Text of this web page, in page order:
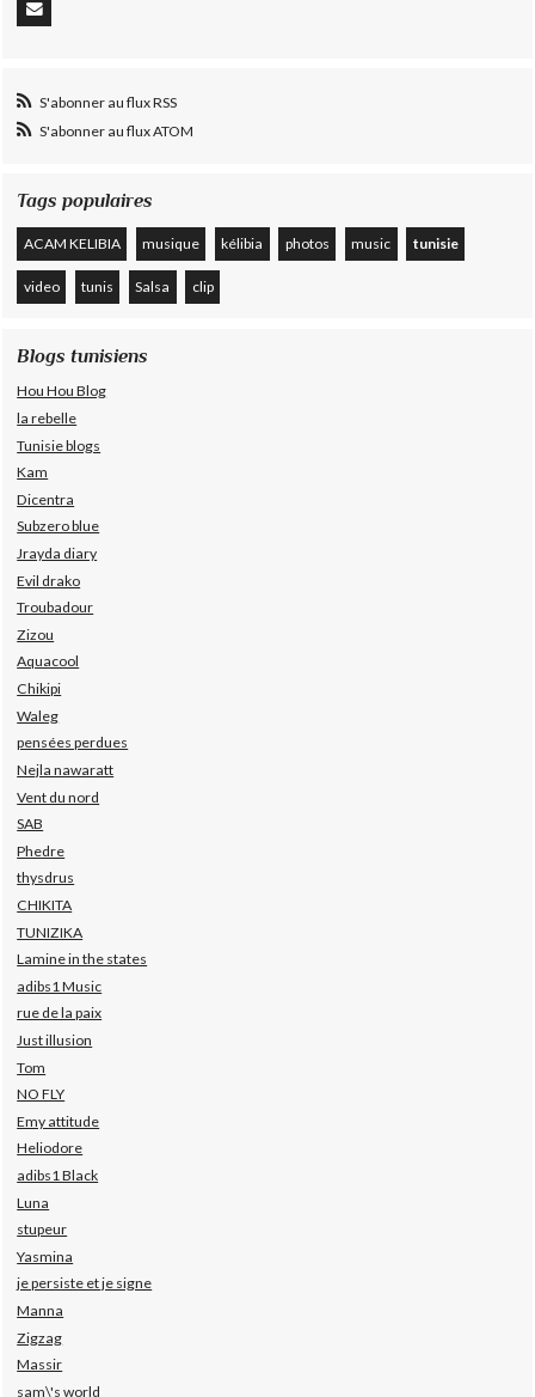
S'abonner au flux RSS
S'abonner au flux ATOM
Tags populaires
ACAM KELIBIA musique kélibia photos music tunisie
video tunis Salsa clip
Blogs tunisiens
Hou Hou Blog
la rebelle
Tunisie blogs
Kam
Dicentra
Subzero blue
Jrayda diary
Evil drako
Troubadour
Zizou
Aquacool
Chikipi
Waleg
pensées perdues
Nejla nawaratt
Vent du nord
SAB
Phedre
thysdrus
CHIKITA
TUNIZIKA
Lamine in the states
adibs1 Music
rue de la paix
Just illusion
Tom
NO FLY
Emy attitude
Heliodore
adibs1 Black
Luna
stupeur
Yasmina
je persiste et je signe
Manna
Zigzag
Massir
sam\'s world